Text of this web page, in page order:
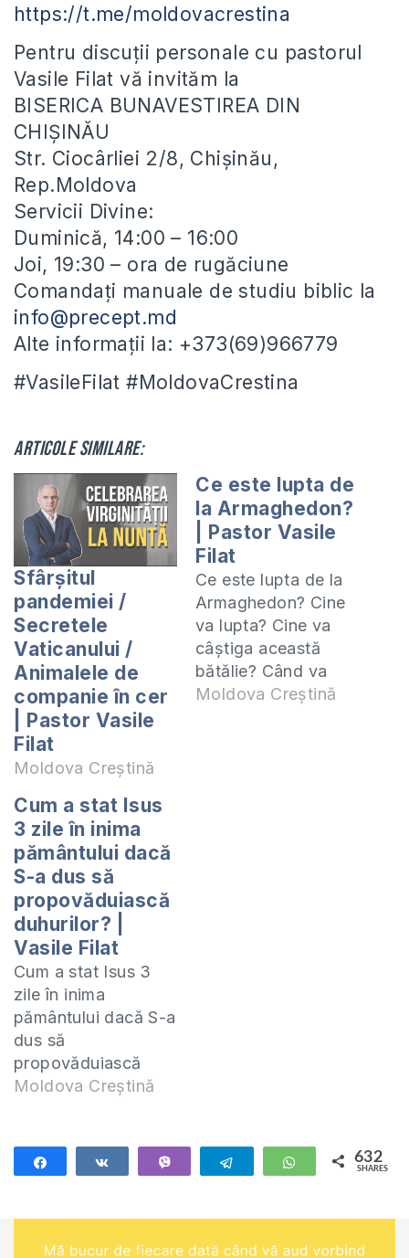
https://t.me/moldovacrestina
Pentru discuții personale cu pastorul
Vasile Filat vă invităm la
BISERICA BUNAVESTIREA DIN
CHIȘINĂU
Str. Ciocârliei 2/8, Chișinău,
Rep.Moldova
Servicii Divine:
Duminică, 14:00 – 16:00
Joi, 19:30 – ora de rugăciune
Comandați manuale de studiu biblic la
info@precept.md
Alte informații la: +373(69)966779
#VasileFilat #MoldovaCrestina
Articole similare:
Sfârșitul
pandemiei /
Secretele
Vaticanului /
Animalele de
companie în cer
| Pastor Vasile
Filat
Moldova Creștină
Ce este lupta de
la Armaghedon?
| Pastor Vasile
Filat
Ce este lupta de la
Armaghedon? Cine
va lupta? Cine va
câștiga această
bătălie? Când va
avea loc? Răspund
Moldova Creștină
Cum a stat Isus
3 zile în inima
pământului dacă
S-a dus să
propovăduiască
duhurilor? |
Vasile Filat
Cum a stat Isus 3
zile în inima
pământului dacă S-a
dus să
propovăduiască
duhurilor? Cursul
https://shop.eurasiaprecept.org/produs/cerul-
iadul-si-viata-de-
invit să studiem
împreună epistola 2
Moldova Creștină
Telegram WhatsApp
632
SHARES